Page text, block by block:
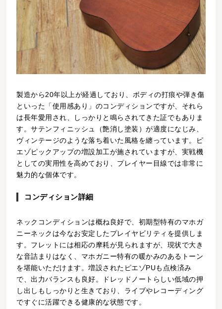
製造から20年以上が経過しており、ボディの打痕や弾き傷
といった「使用感あり」のコンディションですが、それら
は長年愛用され、しっかりと鳴らされてきた証でもありま
す。サテンフィニッシュ（艶消し塗装）が適度になじみ、
ヴィンテージのような落ち着いた風格を纏っています。ピ
エゾピックアップの増設加工が施されていますが、実戦機
としての実用性を高めており、プレイヤー目線では非常に
魅力的な個体です。
コンディション詳細
ネックコンディションは概ね良好で、初期型特有のマホガ
ニーネックは今なお安定したプレイヤビリティを提供しま
す。フレットには相応の摩耗が見られますが、現状で大き
な音詰まりはなく、マホガニー特有の暖かみのあるトーン
を堪能いただけます。増設されたピエゾPUも点検済み
で、出力バランスも良好。ドレッドノートらしい低域の押
し出しもしっかりと生きており、ライブやレコーディング
ですぐに活躍できる健康的な状態です。